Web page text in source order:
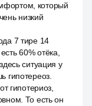
который
низкий
7 тире 14
60% отёка,
ситуация у
гипотереоз.
гипотериоз,
То есть он